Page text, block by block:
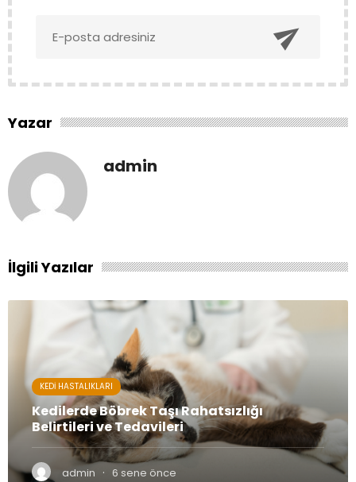

Yazar
admin
İlgili Yazılar
KEDI HASTALIKLARI
Kedilerde Böbrek Taşı Rahatsızlığı
Belirtileri ve Tedavileri
admin · 6 sene önce